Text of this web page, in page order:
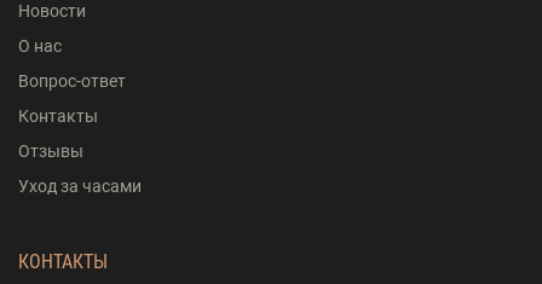
Новости
О нас
Вопрос-ответ
Контакты
Отзывы
Уход за часами
КОНТАКТЫ